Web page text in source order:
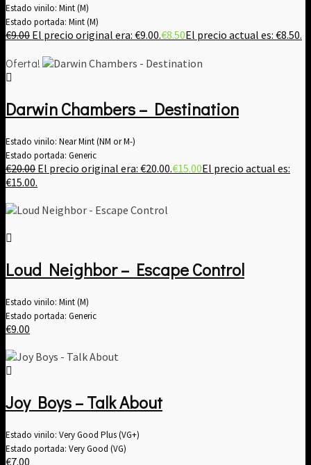
Estado vinilo: Mint (M)
Estado portada: Mint (M)
€9.00 El precio original era: €9.00.€8.50El precio actual es: €8.50.
Oferta!
Darwin Chambers – Destination
Estado vinilo: Near Mint (NM or M-)
Estado portada: Generic
€20.00 El precio original era: €20.00.€15.00El precio actual es:
€15.00.
Loud Neighbor – Escape Control
Estado vinilo: Mint (M)
Estado portada: Generic
€9.00
Joy Boys – Talk About
Estado vinilo: Very Good Plus (VG+)
Estado portada: Very Good (VG)
€7.00